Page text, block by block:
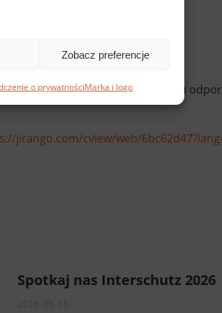
Zobacz preferencje
o prywatnościMarka i logo
humanitarnych, zwiększania
jirango.com/cview/web/
Spotkaj nas Interschutz 2026